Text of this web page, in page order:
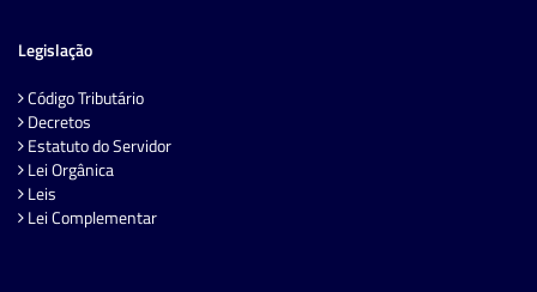
Legislação
Código Tributário
Decretos
Estatuto do Servidor
Lei Orgânica
Leis
Lei Complementar